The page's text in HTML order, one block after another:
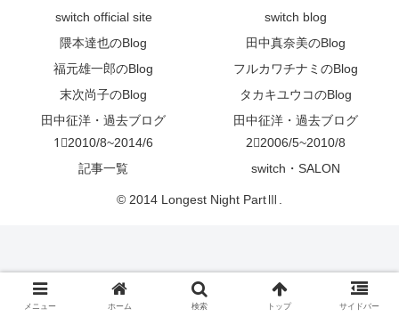
switch official site
switch blog
隈本達也のBlog
田中真奈美のBlog
福元雄一郎のBlog
フルカワチナミのBlog
末次尚子のBlog
タカキユウコのBlog
田中征洋・過去ブログ
1⃣2010/8~2014/6
田中征洋・過去ブログ
2⃣2006/5~2010/8
記事一覧
switch・SALON
© 2014 Longest Night PartⅢ.
メニュー ホーム 検索 トップ サイドバー